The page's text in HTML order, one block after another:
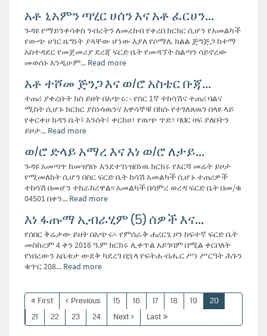
አቶ ኒአምን ጣሂር ሀሰን እና አቶ ፈርሀን...
ጉዳዩ የማይንቀሳቀስ ንብረትን ለመረከብ የቀረበ ክርክር ሲሆን የአመልካች
የውጭ ሀገር ዜግነት ያላቸው ሆነው እያለ የሶማሌ ክልል ጅግጅጋ ከተማ
አስተዳደር የመጀመሪያ ደረጃ ፍርድ ቤት የመዳኘት ስልጣን ሳይኖረው
መወሰኑ እንዲሁም... Read more
አቶ ተሾመ ጅንጋ እና ወ/ሮ አስቴር ቡጃ...
ተጠሪ ያቀረቡት ክስ ይዘት በአጭሩ: - የስር 1ኛ ተከሳሽና ተጠሪ ባልና
ሚስት ሲሆኑ ክርክር ያስነሳዉንና አዋሳኞቹ በክሱ የተገለጸዉን በላዩ ላይ
የቀርቀሀ ክዳን ቤት፤ እንሰት፤ ቀርከሀ፣ የዉጭ ጥድ፣ ባህር ዛፍ ያለበትን
ይዞታ... Read more
ወ/ሮ ድላይ አማረ እና እነ ወ/ሮ ለታይ...
ጉዳዩ አመጣጥ ከመዝገቡ እንደተገነዝበነዉ ክርክሩ የእርሻ መሬት ይዞታ
የሚመለከት ሲሆን በስር ፍርድ ቤት ከሳሽ አመልካች ሲሆኑ ተጠሪዎች
ተከሳሽ በመሆን ተከራከረዋል፡፡ አመልካች በሳምረ ወረዳ ፍርድ ቤት በመ/ቁ
04501 በቀን... Read more
እነ ፋጡማ ኢብራሂም (5) ሰዎች እና...
የሰበር ቅሬታው ይዘት በአጭሩ፡- የምሰራቅ ሐረርጌ ዞን ከፍተኛ ፍርድ ቤት
መስከረም 4 ቀን 2016 ዓ.ም ክርክሩ ሊቀጥል አይገባም በሚል ቀርቦለት
የነበረውን አቤቱታ ውደቅ ካደረገ በኋላ የፍትሐ ብሔር ሥነ ሥርዓት ሕጉን
ቁጥር 208... Read more
First Previous 15 16 17 18 19
20
21
22 23 24 Next Last